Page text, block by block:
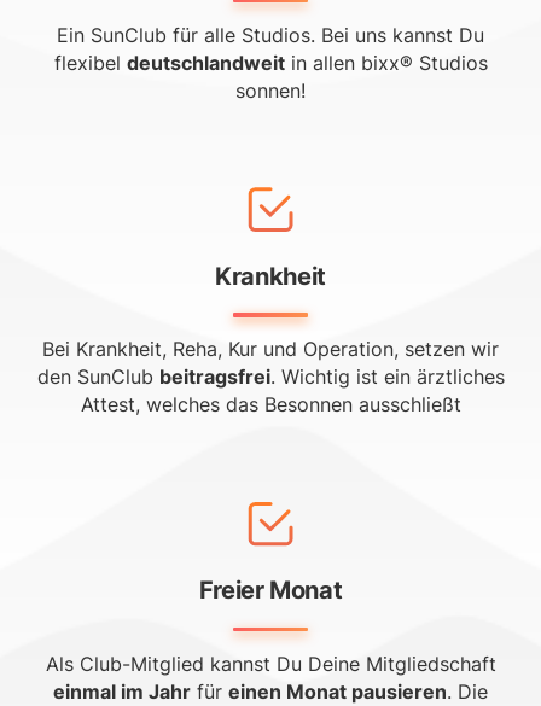
Ein SunClub für alle Studios. Bei uns kannst Du
flexibel deutschlandweitin allen bixx® Studios
sonnen!
Krankheit
Bei Krankheit, Reha, Kur und Operation, setzen wir
den SunClub beitragsfrei. Wichtig ist ein ärztliches
Attest, welches das Besonnen ausschließt
Freier Monat
Als Club-Mitglied kannst Du Deine Mitgliedschaft
einmal im Jahr für einen Monat pausieren. Die